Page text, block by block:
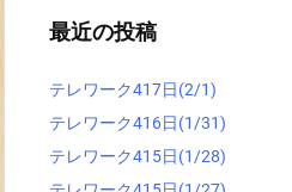
最近の投稿
テレワーク417日(2/1)
テレワーク416日(1/31)
テレワーク415日(1/28)